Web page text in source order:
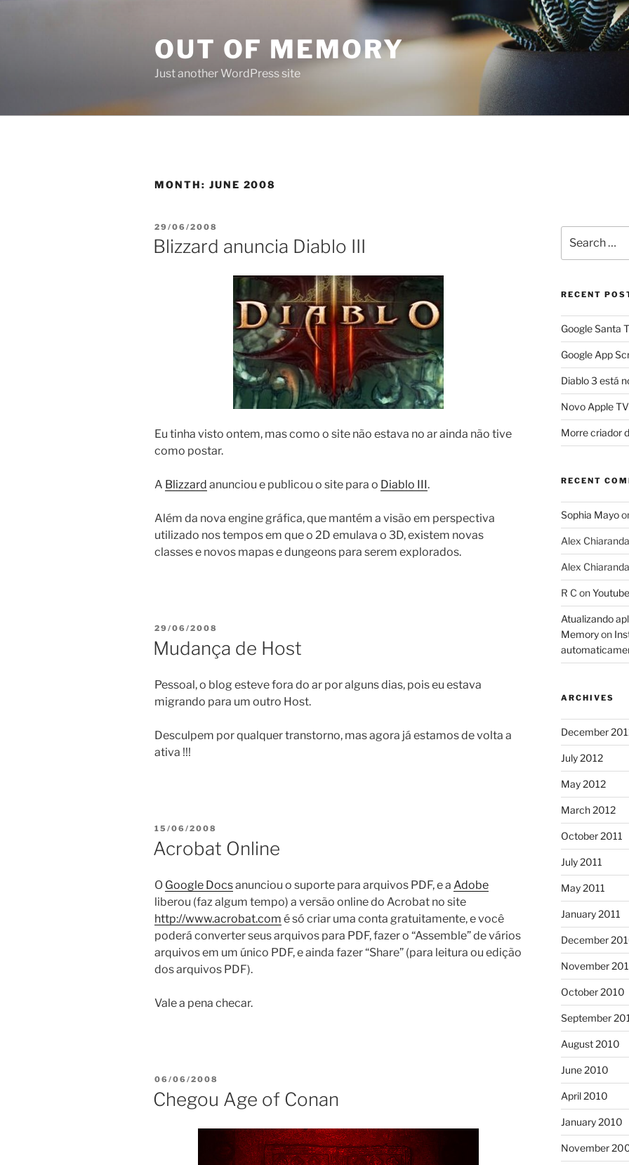
OUT OF MEMORY
Just another WordPress site
MONTH: JUNE 2008
POSTED
ON
29/06/2008
Blizzard anuncia Diablo III
Eu tinha visto ontem, mas como o site não estava no ar ainda não tive
como postar.
A Blizzard anunciou e publicou o site para o Diablo III.
Além da nova engine gráfica, que mantém a visão em perspectiva
utilizado nos tempos em que o 2D emulava o 3D, existem novas
classes e novos mapas e dungeons para serem explorados.
POSTED
29/06/2008
Mudança de Host
Pessoal, o blog esteve fora do ar por alguns dias, pois eu estava
migrando para um outro Host.
Desculpem por qualquer transtorno, mas agora já estamos de volta a
ativa !!!
POSTED
ON
15/06/2008
Acrobat Online
O Google Docsanunciou o suporte para arquivos PDF, e a Adobe
liberou (faz algum tempo) a versão online do Acrobat no site
http://www.acrobat.com é só criar uma conta gratuitamente, e você
poderá converter seus arquivos para PDF, fazer o “Assemble” de vários
arquivos em um único PDF, e ainda fazer “Share” (para leitura ou edição
dos arquivos PDF).
Vale a pena checar.
POSTED
ON
06/06/2008
Chegou Age of Conan
for:
RECENT
Google Santa
Google App
Diablo 3 está
Novo Apple
Morre criador
RECENT
Sophia Mayo
Alex Chiaranda
Alex Chiaranda
R C on
Atualizando
Memoryon
ARCHIVES
December
July 2012
May 2012
March 2012
October 2011
July 2011
May 2011
January 2011
December
November
October 2010
September
August 2010
June 2010
April 2010
January 2010
November